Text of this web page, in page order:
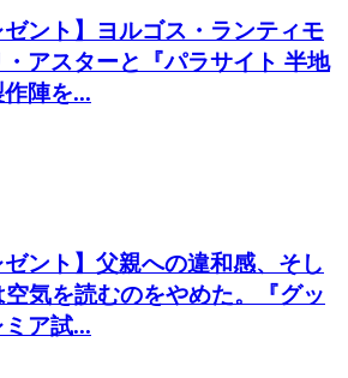
ゼント】ヨルゴス・ランティモ
アスターと『パラサイト 半地
陣を...
ゼント】父親への違和感、そし
気を読むのをやめた。『グッ
ミア試...